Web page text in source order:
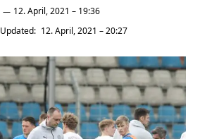
12. April, 2021 – 19:36
Updated: 12. April, 2021 – 20:27